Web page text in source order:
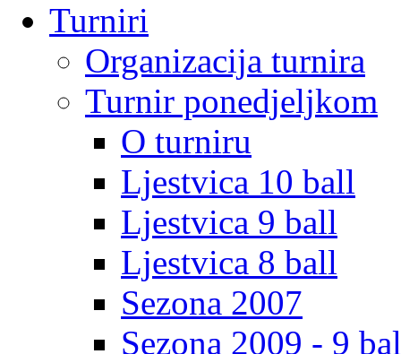
Turniri
Organizacija turnira
Turnir ponedjeljkom
O turniru
Ljestvica 10 ball
Ljestvica 9 ball
Ljestvica 8 ball
Sezona 2007
Sezona 2009 - 9